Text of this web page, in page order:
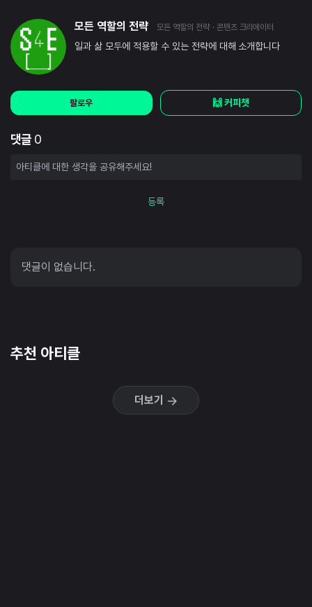
모든 역할의 전략 모든 역할의 전략 · 콘텐츠 크리에이터
일과 삶 모두에 적용할 수 있는 전략에 대해 소개합니다
팔로우 🙌 커피챗
댓글 0
등록
댓글이 없습니다.
추천 아티클
더보기